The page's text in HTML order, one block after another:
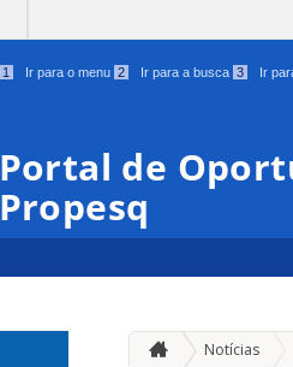
1 Ir para o menu 2 Ir para a busca 3 Ir
Portal de
Propesq
Notícias